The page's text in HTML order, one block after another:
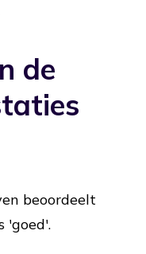
de
beoordeelt
'goed'.